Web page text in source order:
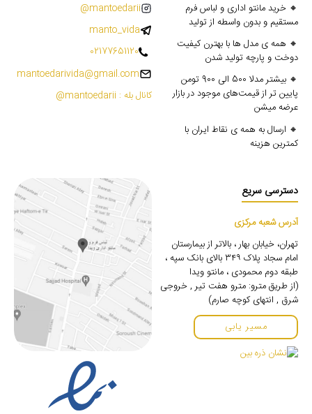
🔸 خرید مانتو اداری و لباس فرم
مستقیم و بدون واسطه از تولید
🔸 همه ی مدل ها با بهترن کیفیت
دوخت و پارچه تولید شدن
🔸 بیشتر مدلا 500 الی 900 تومن
پایین تر از قیمت‌های موجود در بازار
عرضه میشن
🔸 ارسال به همه ی نقاط ایران با
کمترین هزینه
mantoedarii@
manto_vida
02177651120
mantoedarivida@gmail.com
کانال بله : mantoedarii@
دسترسی سریع
آدرس شعبه مرکزی
تهران، خیابان بهار ، بالاتر از بیمارستان
امام سجاد پلاک ۳۴۹ بالای بانک سپه ،
طبقه دوم محمودی ، مانتو ویدا
(از طریق مترو: مترو هفت تیر , خروجی
شرق , انتهای کوچه صارم)
مسیر یابی